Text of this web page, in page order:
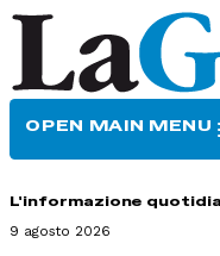
OPEN MAIN MENU
L'informazione
9 agosto 2026